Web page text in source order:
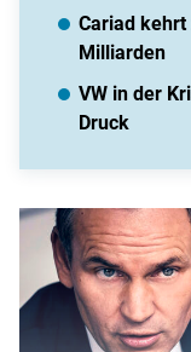
Cariad
Milliarden
VW in der
Druck